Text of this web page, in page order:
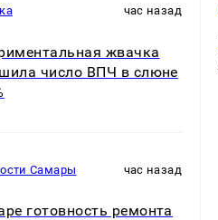
час назад
жвачка
число ВПЧ в слюне
Самары час назад
готовность ремонта